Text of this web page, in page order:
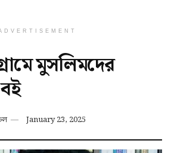
মুসলিমদের
January 23, 2025